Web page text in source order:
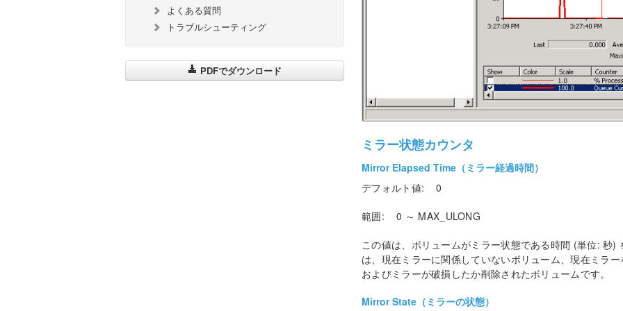
よくある質問
トラブルシューティング
PDFでダウンロード
ミラー状態カウンタ
Mirror Elapsed Time（ミラー経過時間）
デフォルト値: 0
範囲: 0 ～ MAX_ULONG
この値は、ボリュームがミラー状態である時間 (単位: 秒
は、現在ミラーに関係していないボリューム、現在ミラ
およびミラーが破損したか削除されたボリュームです。
Mirror State（ミラーの状態）